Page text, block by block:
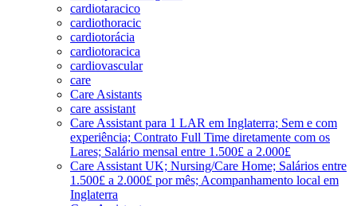
cardiotaracico
cardiothoracic
cardiotorácia
cardiotoracica
cardiovascular
care
Care Asistants
care assistant
Care Assistant para 1 LAR em Inglaterra; Sem e com
experiência; Contrato Full Time diretamente com os
Lares; Salário mensal entre 1.500£ a 2.000£
Care Assistant UK; Nursing/Care Home; Salários entre
1.500£ a 2.000£ por mês; Acompanhamento local em
Inglaterra